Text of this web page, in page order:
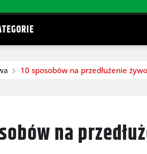
10 sposobów na przedłużenie
na